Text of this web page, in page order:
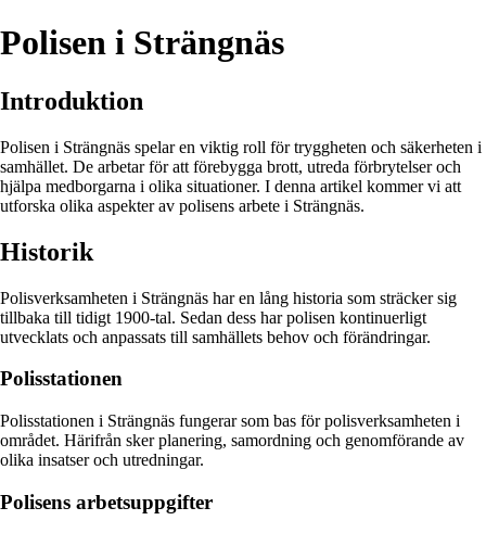
Polisen i Strängnäs
Introduktion
Polisen i Strängnäs spelar en viktig roll för tryggheten och säkerheten i
samhället. De arbetar för att förebygga brott, utreda förbrytelser och
hjälpa medborgarna i olika situationer. I denna artikel kommer vi att
utforska olika aspekter av polisens arbete i Strängnäs.
Historik
Polisverksamheten i Strängnäs har en lång historia som sträcker sig
tillbaka till tidigt 1900-tal. Sedan dess har polisen kontinuerligt
utvecklats och anpassats till samhällets behov och förändringar.
Polisstationen
Polisstationen i Strängnäs fungerar som bas för polisverksamheten i
området. Härifrån sker planering, samordning och genomförande av
olika insatser och utredningar.
Polisens arbetsuppgifter